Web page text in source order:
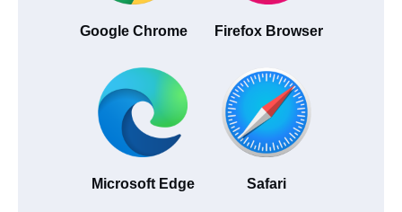
Google Chrome Firefox Browser
Microsoft Edge Safari